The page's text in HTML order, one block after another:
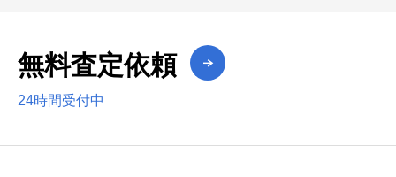
無料査定依頼
24時間受付中